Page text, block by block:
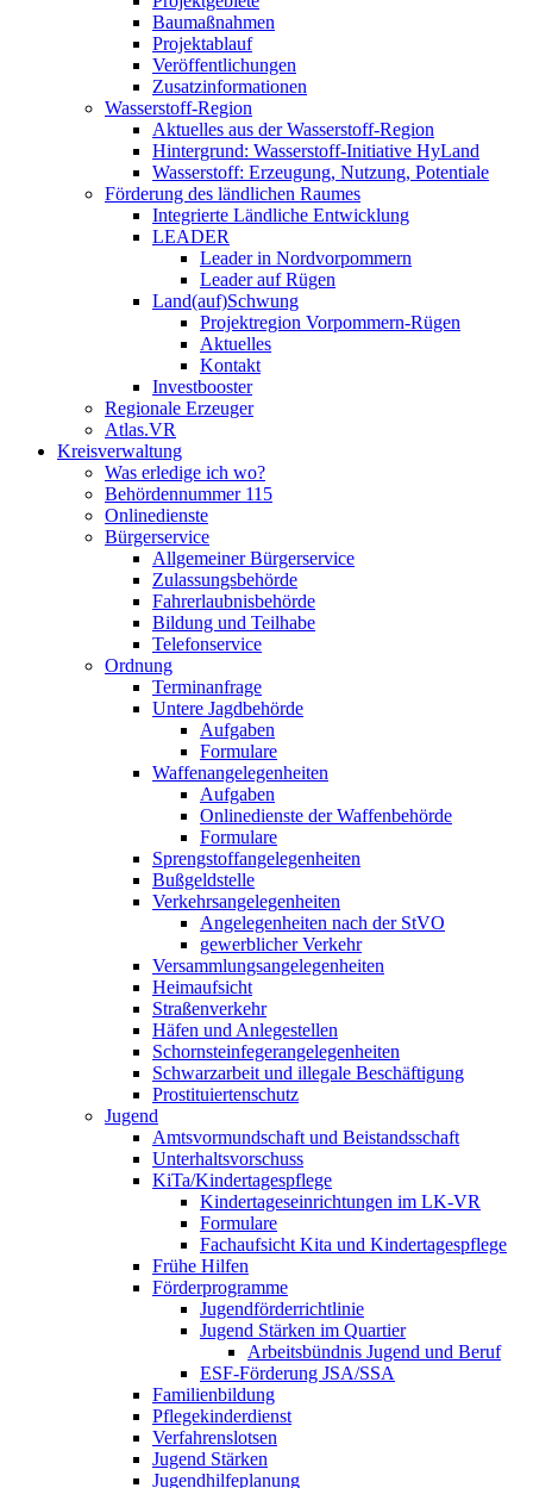
Baumaßnahmen
Projektablauf
Veröffentlichungen
Zusatzinformationen
Wasserstoff-Region
Aktuelles aus der Wasserstoff-Region
Hintergrund: Wasserstoff-Initiative HyLand
Wasserstoff: Erzeugung, Nutzung, Potentiale
Förderung des ländlichen Raumes
Integrierte Ländliche Entwicklung
LEADER
Leader in Nordvorpommern
Leader auf Rügen
Land(auf)Schwung
Projektregion Vorpommern-Rügen
Aktuelles
Kontakt
Investbooster
Regionale Erzeuger
Atlas.VR
Kreisverwaltung
Was erledige ich wo?
Behördennummer 115
Onlinedienste
Bürgerservice
Allgemeiner Bürgerservice
Zulassungsbehörde
Fahrerlaubnisbehörde
Bildung und Teilhabe
Telefonservice
Ordnung
Terminanfrage
Untere Jagdbehörde
Aufgaben
Formulare
Waffenangelegenheiten
Aufgaben
Onlinedienste der Waffenbehörde
Formulare
Sprengstoff­angelegenheiten
Bußgeldstelle
Verkehrsangelegenheiten
Angelegenheiten nach der StVO
gewerblicher Verkehr
Versammlungs­angelegenheiten
Heimaufsicht
Straßenverkehr
Häfen und Anlegestellen
Schornsteinfeger­angelegenheiten
Schwarzarbeit und illegale Beschäftigung
Prostituiertenschutz
Jugend
Amtsvormundschaft und Beistandsschaft
Unterhaltsvorschuss
KiTa/Kindertagespflege
Kindertages­einrichtungen im LK-VR
Formulare
Fachaufsicht Kita und Kindertagespflege
Frühe Hilfen
Förderprogramme
Jugendförderrichtlinie
Jugend Stärken im Quartier
Arbeitsbündnis Jugend und Beruf
ESF-Förderung JSA/SSA
Familienbildung
Pflegekinderdienst
Verfahrenslotsen
Jugend Stärken
Jugendhilfeplanung